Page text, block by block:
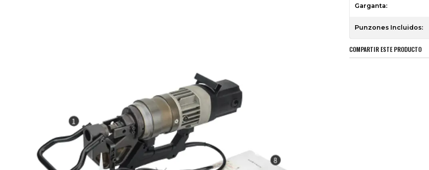
Garganta:
Punzones Incluidos:
COMPARTIR ESTE PRODUCTO